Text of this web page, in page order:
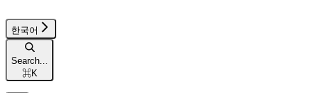
한국어
Search...
⌘K